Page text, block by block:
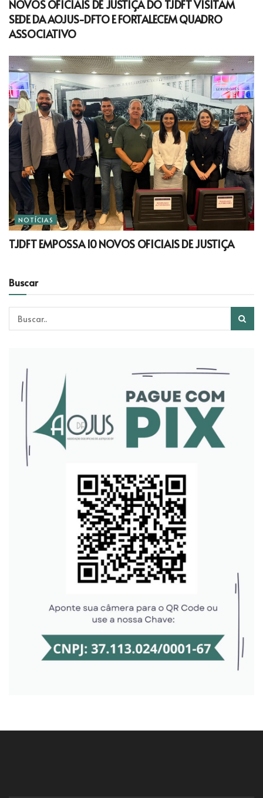
NOVOS OFICIAIS DE JUSTIÇA DO TJDFT VISITAM
SEDE DA AOJUS-DFTO E FORTALECEM QUADRO
ASSOCIATIVO
NOTÍCIAS
TJDFT EMPOSSA 10 NOVOS OFICIAIS DE JUSTIÇA
Buscar